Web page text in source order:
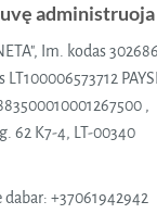
administruoja
Im. kodas
LT100006573712
,
62 K7-4, LT-00340
dabar: +37061942942